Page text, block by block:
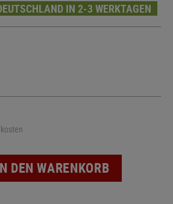
IN 2-3 WERKTAGEN
DEN WARENKORB